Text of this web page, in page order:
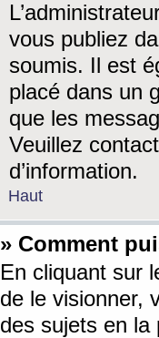
vous publiez
soumis. Il est
placé dans un
que les
Veuillez
d’information.
Haut
» Comment
En cliquant sur
de le visionner,
des sujets en la